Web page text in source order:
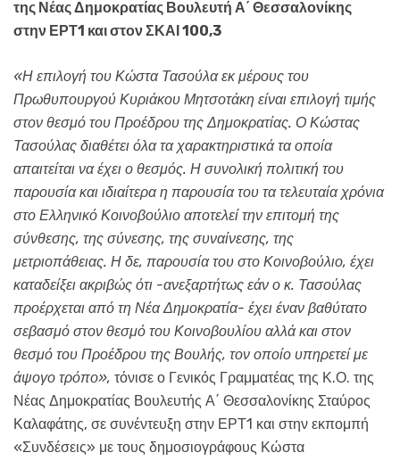
της Νέας Δημοκρατίας Βουλευτή Α΄ Θεσσαλονίκης
στην ΕΡΤ1 και στον ΣΚΑΙ 100,3
«Η επιλογή του Κώστα Τασούλα εκ μέρους του
Πρωθυπουργού Κυριάκου Μητσοτάκη είναι επιλογή τιμής
στον θεσμό του Προέδρου της Δημοκρατίας. Ο Κώστας
Τασούλας διαθέτει όλα τα χαρακτηριστικά τα οποία
απαιτείται να έχει ο θεσμός. Η συνολική πολιτική του
παρουσία και ιδιαίτερα η παρουσία του τα τελευταία χρόνια
στο Ελληνικό Κοινοβούλιο αποτελεί την επιτομή της
σύνθεσης, της σύνεσης, της συναίνεσης, της
μετριοπάθειας. Η δε, παρουσία του στο Κοινοβούλιο, έχει
καταδείξει ακριβώς ότι -ανεξαρτήτως εάν ο κ. Τασούλας
προέρχεται από τη Νέα Δημοκρατία- έχει έναν βαθύτατο
σεβασμό στον θεσμό του Κοινοβουλίου αλλά και στον
θεσμό του Προέδρου της Βουλής, τον οποίο υπηρετεί με
άψογο τρόπο», τόνισε ο Γενικός Γραμματέας της Κ.Ο. της
Νέας Δημοκρατίας Βουλευτής Α΄ Θεσσαλονίκης Σταύρος
Καλαφάτης, σε συνέντευξη στην ΕΡΤ1 και στην εκπομπή
«Συνδέσεις» με τους δημοσιογράφους Κώστα